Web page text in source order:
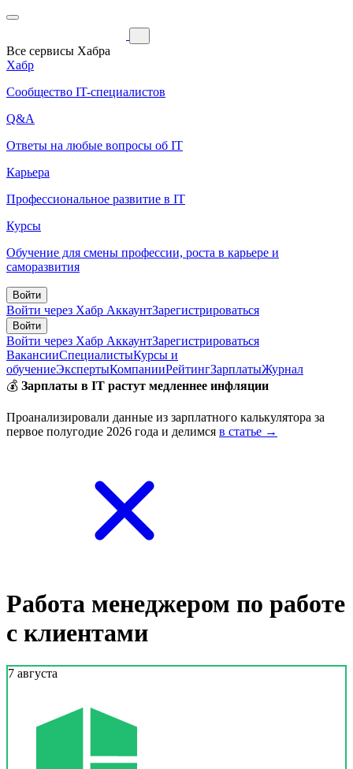
Все сервисы Хабра
Хабр
Сообщество IT-специалистов
Q&A
Ответы на любые вопросы об IT
Карьера
Профессиональное развитие в IT
Курсы
Обучение для смены профессии, роста в карьере и
саморазвития
Войти
Войти через Хабр АккаунтЗарегистрироваться
Войти
Войти через Хабр АккаунтЗарегистрироваться
ВакансииСпециалистыКурсы и
обучениеЭкспертыКомпанииРейтингЗарплатыЖурнал
💰 Зарплаты в IT растут медленнее инфляции
Проанализировали данные из зарплатного калькулятора за
первое полугодие 2026 года и делимся в статье →
Работа менеджером по работе
с клиентами
7 августа